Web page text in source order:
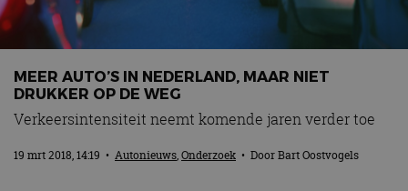
Contact
MEER AUTO’S IN NEDERLAND, MAAR NIET
DRUKKER OP DE WEG
Verkeersintensiteit neemt komende jaren verder toe
19 mrt 2018, 14:19 • Autonieuws,Onderzoek • DoorBart Oostvogels